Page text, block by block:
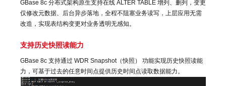
GBase 8c 分布式架构原生支持在线 ALTER TABLE 增列、删列，变更
仅修改元数据、后台异步落地，全程不阻塞业务读写，上层应用无需
改造，实现表结构变更对业务透明无感知。
支持历史快照读能力
GBase 8c 支持通过 WDR Snapshot（快照） 功能实现历史快照读能
力，可基于过去的任意时间点提供历史时间点读取数据能力。